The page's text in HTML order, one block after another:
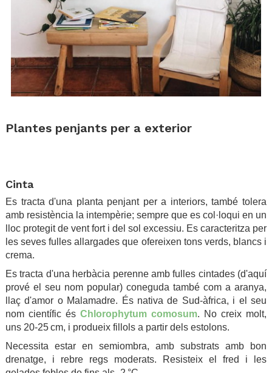
Plantes penjants per a exterior
Cinta
Es tracta d'una planta penjant per a interiors, també tolera
amb resistència la intempèrie; sempre que es col·loqui en un
lloc protegit de vent fort i del sol excessiu. Es caracteritza per
les seves fulles allargades que ofereixen tons verds, blancs i
crema.
Es tracta d'una herbàcia perenne amb fulles cintades (d'aquí
prové el seu nom popular) coneguda també com a aranya,
llaç d'amor o Malamadre. És nativa de Sud-àfrica, i el seu
nom científic és Chlorophytum comosum. No creix molt,
uns 20-25 cm, i produeix fillols a partir dels estolons.
Necessita estar en semiombra, amb substrats amb bon
drenatge, i rebre regs moderats. Resisteix el fred i les